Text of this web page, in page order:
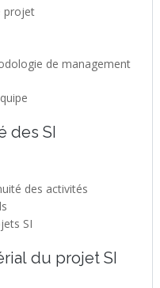
projet
des SI
des activités
SI
du projet SI